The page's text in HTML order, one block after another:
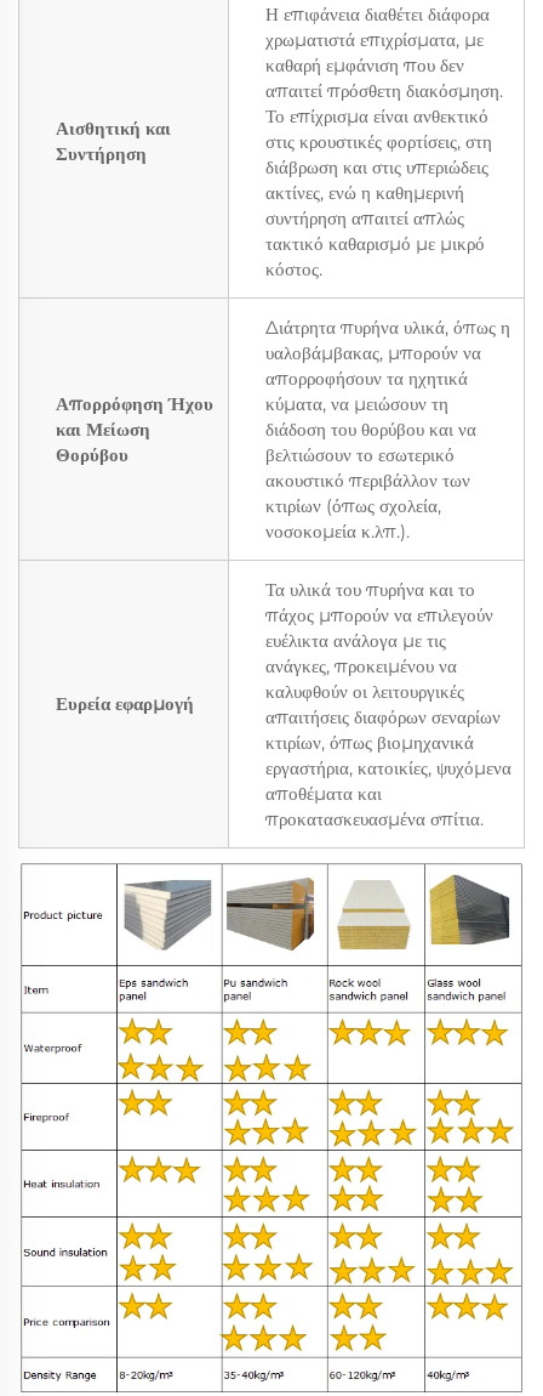
Αισθητική και
Συντήρηση
Η επιφάνεια διαθέτει διάφορα
χρωματιστά επιχρίσματα, με
καθαρή εμφάνιση που δεν
απαιτεί πρόσθετη διακόσμηση.
Το επίχρισμα είναι ανθεκτικό
στις κρουστικές φορτίσεις, στη
διάβρωση και στις υπεριώδεις
ακτίνες, ενώ η καθημερινή
συντήρηση απαιτεί απλώς
τακτικό καθαρισμό με μικρό
κόστος.
Απορρόφηση Ήχου
και Μείωση
Θορύβου
Διάτρητα πυρήνα υλικά, όπως η
υαλοβάμβακας, μπορούν να
απορροφήσουν τα ηχητικά
κύματα, να μειώσουν τη
διάδοση του θορύβου και να
βελτιώσουν το εσωτερικό
ακουστικό περιβάλλον των
κτιρίων (όπως σχολεία,
νοσοκομεία κ.λπ.).
Ευρεία εφαρμογή
Τα υλικά του πυρήνα και το
πάχος μπορούν να επιλεγούν
ευέλικτα ανάλογα με τις
ανάγκες, προκειμένου να
καλυφθούν οι λειτουργικές
απαιτήσεις διαφόρων σεναρίων
κτιρίων, όπως βιομηχανικά
εργαστήρια, κατοικίες, ψυχόμενα
αποθέματα και
προκατασκευασμένα σπίτια.